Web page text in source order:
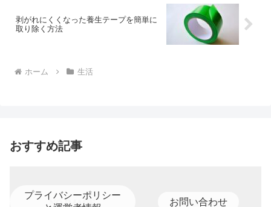
剥がれにくくなった養生テープを簡単に
取り除く方法
ホーム 生活
おすすめ記事
プライバシーポリシー
お問い合わせ